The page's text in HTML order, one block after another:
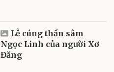
Lễ cúng thần sâm
Ngọc Linh của người Xơ
Đăng